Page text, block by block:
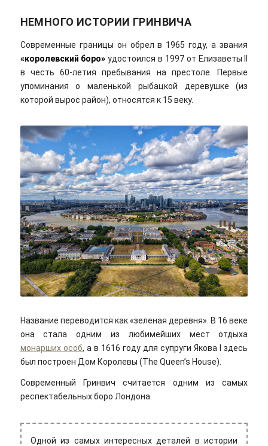
НЕМНОГО ИСТОРИИ ГРИНВИЧА
Современные границы он обрел в 1965 году, а звания
«королевский боро» удостоился в 1997 от Елизаветы II
в честь 60-летия пребывания на престоле. Первые
упоминания о маленькой рыбацкой деревушке (из
которой вырос район), относятся к 15 веку.
Krisztian Nagy/pexels
Название переводится как «зеленая деревня». В 16 веке
она стала одним из любимейших мест отдыха
монарших особ, а в 1616 году для супруги Якова I здесь
был построен Дом Королевы (The Queen’s House).
Современный Гринвич считается одним из самых
респектабельных боро Лондона.
Одной из самых интересных деталей в истории